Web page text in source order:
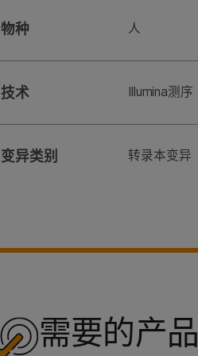
物种 人
技术 Illumina测序
变异类别 转录本变异
需要的产品